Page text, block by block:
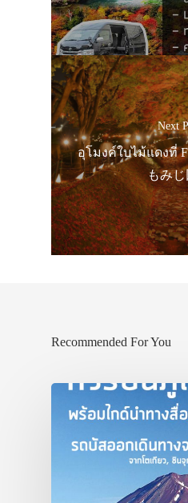
Next
อุโมงค์ใบไม้แดงที่
もみ
Recommended For You